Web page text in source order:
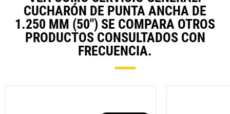
CW disponibles para todas las
excavadoras de ruedas y cadenas.
CUCHARÓN DE PUNTA ANCHA DE
1.250 MM (50") SE COMPARA OTROS
PRODUCTOS CONSULTADOS CON
FRECUENCIA.